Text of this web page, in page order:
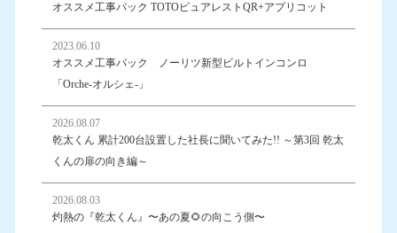
オススメ工事パック TOTOピュアレストQR+アプリコット
2023.06.10
オススメ工事パック ノーリツ新型ビルトインコンロ
「Orche-オルシェ-」
2026.08.07
乾太くん 累計200台設置した社長に聞いてみた!! ～第3回 乾太
くんの扉の向き編～
2026.08.03
灼熱の『乾太くん』〜あの夏🌻の向こう側〜